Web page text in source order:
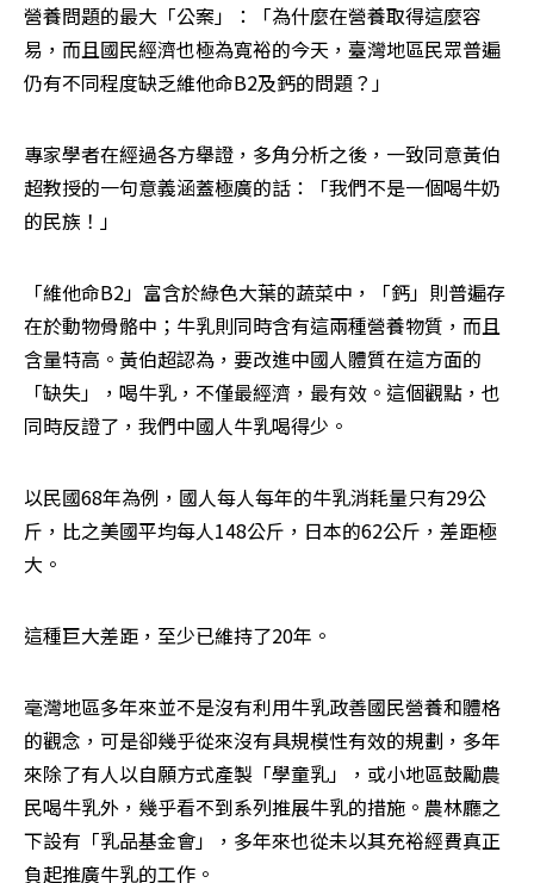
營養問題的最大「公案」：「為什麼在營養取得這麼容
易，而且國民經濟也極為寬裕的今天，臺灣地區民眾普遍
仍有不同程度缺乏維他命B2及鈣的問題？」
專家學者在經過各方舉證，多角分析之後，一致同意黃伯
超教授的一句意義涵蓋極廣的話：「我們不是一個喝牛奶
的民族！」
「維他命B2」富含於綠色大葉的蔬菜中，「鈣」則普遍存
在於動物骨骼中；牛乳則同時含有這兩種營養物質，而且
含量特高。黃伯超認為，要改進中國人體質在這方面的
「缺失」，喝牛乳，不僅最經濟，最有效。這個觀點，也
同時反證了，我們中國人牛乳喝得少。
以民國68年為例，國人每人每年的牛乳消耗量只有29公
斤，比之美國平均每人148公斤，日本的62公斤，差距極
大。
這種巨大差距，至少已維持了20年。
毫灣地區多年來並不是沒有利用牛乳政善國民營養和體格
的觀念，可是卻幾乎從來沒有具規模性有效的規劃，多年
來除了有人以自願方式產製「學童乳」，或小地區鼓勵農
民喝牛乳外，幾乎看不到系列推展牛乳的措施。農林廳之
下設有「乳品基金會」，多年來也從未以其充裕經費真正
負起推廣牛乳的工作。